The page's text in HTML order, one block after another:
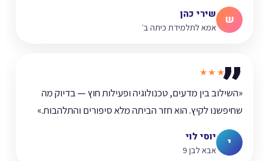
ש שירי כהן
אמא לתלמידת כיתה ב׳
★★★★★
«השילוב בין מדעים, טכנולוגיה ופעילות חוץ — בדיוק מה
שחיפשנו לקיץ. הוא חזר הביתה מלא סיפורים והתלהבות.»
י יוסי לוי
אבא לבן 9